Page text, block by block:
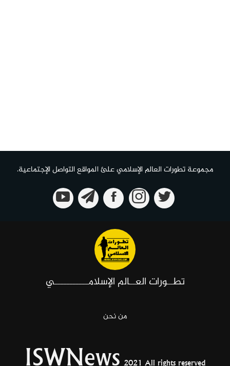
مجموعة تطورات العالم الإسلامي علئ المواقع التواصل الإجتماعية.
تطــورات العــالم الإسلامـــــــــــي
من نحن
ISWNews 2021 All rights reserved